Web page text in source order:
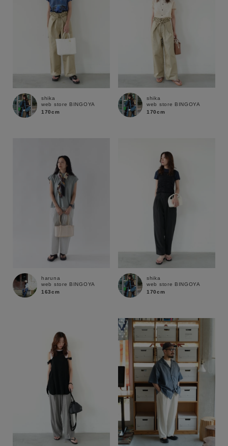
キーワード
MENS LADIES KIDS
shika
web store BINGOYA
170cm
shika
web store BINGOYA
170cm
haruna
web store BINGOYA
163cm
shika
web store BINGOYA
170cm